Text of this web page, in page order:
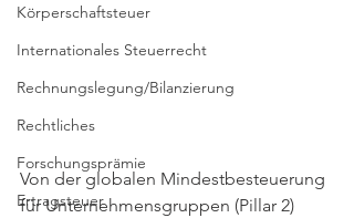
Körperschaftsteuer
Internationales Steuerrecht
Rechnungslegung/Bilanzierung
Rechtliches
Forschungsprämie
Ertragsteuer
Von der globalen Mindestbesteuerung
für Unternehmensgruppen (Pillar 2)